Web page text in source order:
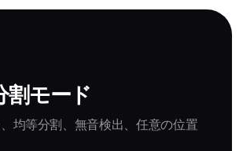
割モード
均等分割、無音検出、任意の位置